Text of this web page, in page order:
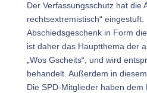
Der Verfassungsschutz hat die
rechtsextremistisch“
Abschiedsgeschenk in Form
ist daher das Hauptthema der
„Wos Gscheits“, und wird
behandelt. Außerdem in
Die SPD-Mitglieder haben dem